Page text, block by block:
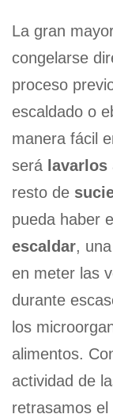
La gran
congelarse
proceso
escaldado o
manera fácil
será lavarlos
resto de
pueda haber
escaldar,
en meter las
durante
los
alimentos.
actividad de
retrasamos el